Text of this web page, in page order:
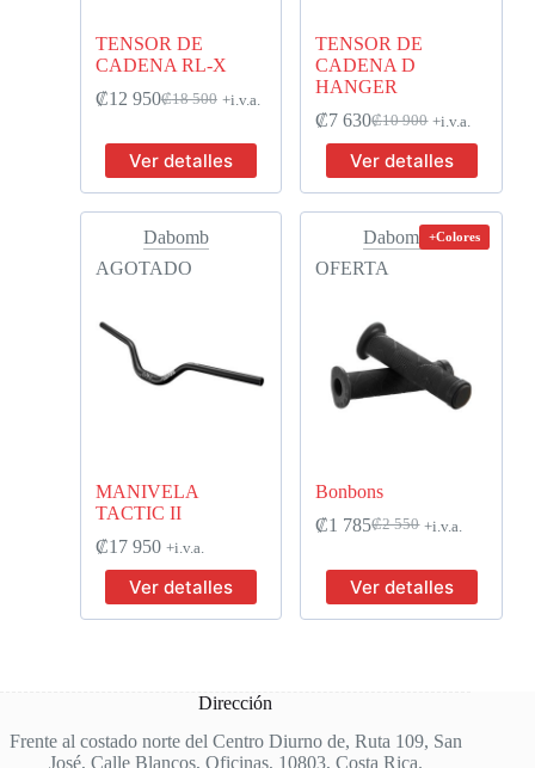
TENSOR DE
CADENA RL-X
₡18 500
₡12 950 +i.v.a.
Ver detalles
TENSOR DE
CADENA D
HANGER
₡10 900
₡7 630 +i.v.a.
Ver detalles
Dabomb
AGOTADO
MANIVELA
TACTIC II
₡17 950 +i.v.a.
Ver detalles
Dabomb
OFERTA
+Colores
Bonbons
₡2 550
₡1 785 +i.v.a.
Ver detalles
Dirección
Frente al costado norte del Centro Diurno de, Ruta 109, San
José, Calle Blancos, Oficinas, 10803, Costa Rica.